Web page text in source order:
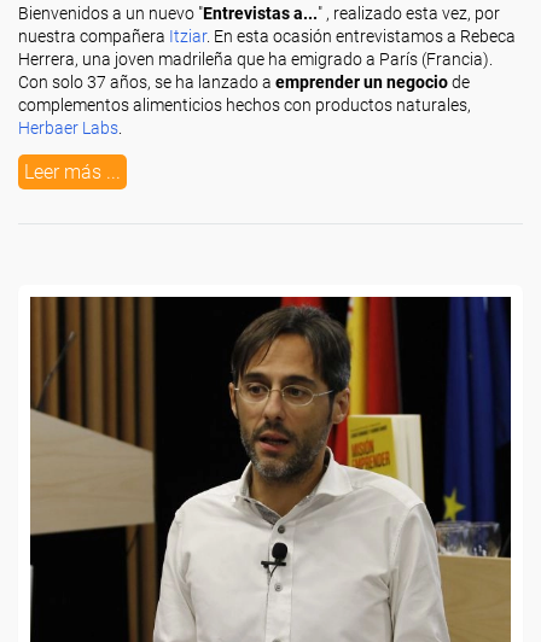
Bienvenidos a un nuevo "Entrevistas a..." , realizado esta vez, por
nuestra compañera Itziar. En esta ocasión entrevistamos a Rebeca
Herrera, una joven madrileña que ha emigrado a París (Francia).
Con solo 37 años, se ha lanzado a emprender un negociode
complementos alimenticios hechos con productos naturales,
Herbaer Labs
Leer más ...